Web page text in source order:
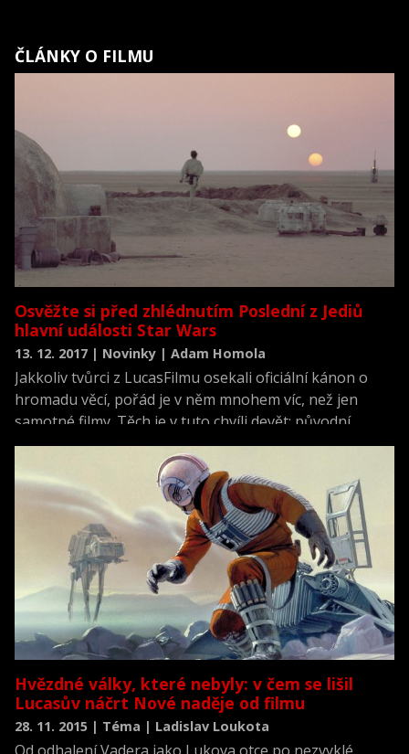
ČLÁNKY O FILMU
Osvěžte si před zhlédnutím Poslední z Jediů
hlavní události Star Wars
13. 12. 2017 | Novinky | Adam Homola
Jakkoliv tvůrci z LucasFilmu osekali oficiální kánon o
hromadu věcí, pořád je v něm mnohem víc, než jen
samotné filmy. Těch je v tuto chvíli devět: původní
trilogie, prequelová trilogie, dvě nová pokračování a
Hvězdné války, které nebyly: v čem se lišil
Lucasův náčrt Nové naděje od filmu
28. 11. 2015 | Téma | Ladislav Loukota
Od odhalení Vadera jako Lukova otce po nezvyklé